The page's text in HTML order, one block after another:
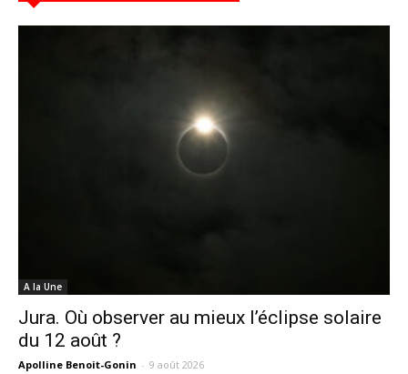
A la Une
Jura. Où observer au mieux l’éclipse solaire
du 12 août ?
Apolline Benoit-Gonin - 9 août 2026